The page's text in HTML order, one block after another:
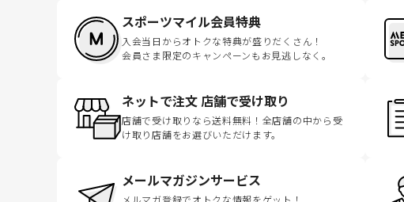
スポーツマイル会員特典
入会当日からオトクな特典が盛りだくさん！
会員さま限定のキャンペーンもお見逃しなく。
ネットで注文 店舗で受け取り
店舗で受け取りなら送料無料！全店舗の中から受
け取り店舗をお選びいただけます。
メールマガジンサービス
メルマガ登録でオトクな情報をゲット！